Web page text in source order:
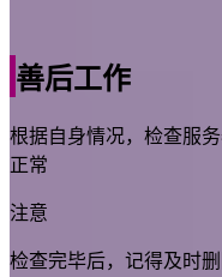
善后工作
根据自身情况，检查服
正常
注意
检查完毕后，记得及时